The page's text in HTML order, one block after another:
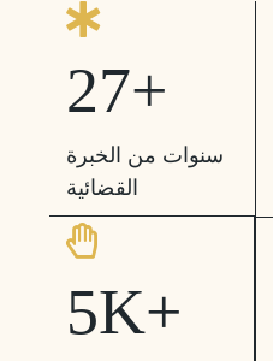
27+
سنوات من الخبرة
القضائية
5K+